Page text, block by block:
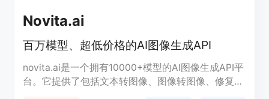
Novita.ai
百万模型、超低价格的AI图像生成API
novita.ai是一个拥有10000+模型的AI图像生成API平
台。它提供了包括文本转图像、图像转图像、修复图